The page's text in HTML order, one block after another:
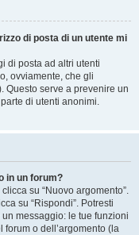
di posta di un utente mi
di posta ad altri utenti
ovviamente, che gli
Questo serve a prevenire un
di utenti anonimi.
in un forum?
su “Nuovo argomento”.
su “Rispondi”. Potresti
messaggio: le tue funzioni
o dell’argomento (la